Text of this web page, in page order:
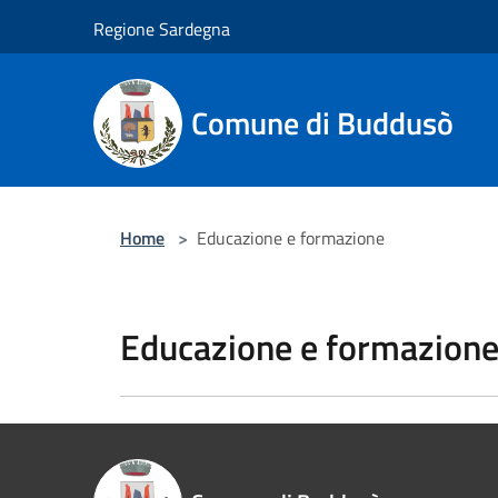
Regione Sardegna
Comune di Buddusò
Home > Educazione e formazione
Educazione e formazione